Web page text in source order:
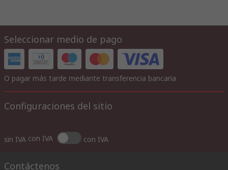
Seleccionar medio de pago
O pagar más tarde mediante transferencia bancaria
Configuraciones del sitio
sin IVA con IVA con IVA
Contáctenos